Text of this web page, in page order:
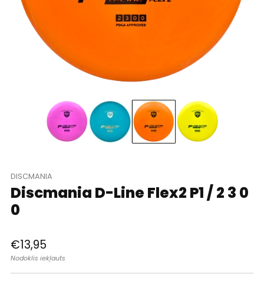
DISCMANIA
Discmania D-Line Flex2 P1 / 2 3 0
0
Parastā
cena
€13,95
Nodoklis iekļauts